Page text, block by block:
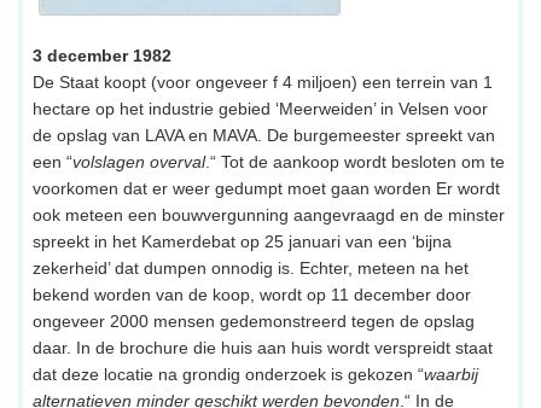
3 december 1982
De Staat koopt (voor ongeveer f 4 miljoen) een terrein van 1
hectare op het industrie gebied ‘Meerweiden’ in Velsen voor
de opslag van LAVA en MAVA. De burgemeester spreekt van
een “volslagen overval.“ Tot de aankoop wordt besloten om te
voorkomen dat er weer gedumpt moet gaan worden Er wordt
ook meteen een bouwvergunning aangevraagd en de minster
spreekt in het Kamerdebat op 25 januari van een ‘bijna
zekerheid’ dat dumpen onnodig is. Echter, meteen na het
bekend worden van de koop, wordt op 11 december door
ongeveer 2000 mensen gedemonstreerd tegen de opslag
daar. In de brochure die huis aan huis wordt verspreidt staat
dat deze locatie na grondig onderzoek is gekozen “waarbij
alternatieven minder geschikt werden bevonden .“ In de